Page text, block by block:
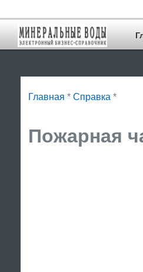
Главная * Справка *
Пожарная